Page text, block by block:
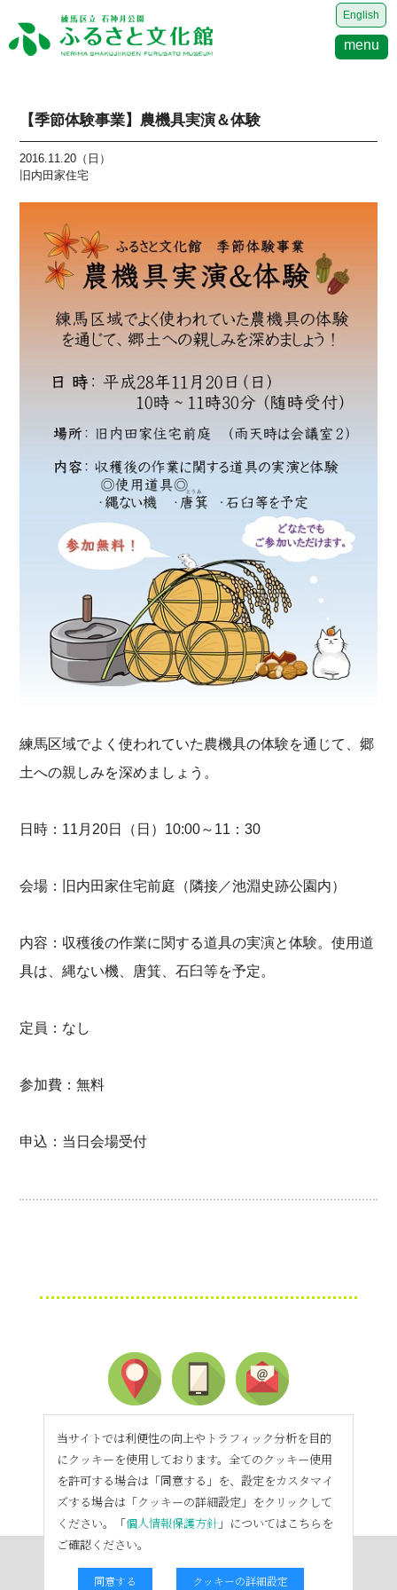
English
menu
【季節体験事業】農機具実演＆体験
2016.11.20（日）
旧内田家住宅
練馬区域でよく使われていた農機具の体験を通じて、郷
土への親しみを深めましょう。
日時：11月20日（日）10:00～11：30
会場：旧内田家住宅前庭（隣接／池淵史跡公園内）
内容：収穫後の作業に関する道具の実演と体験。使用道
具は、縄ない機、唐箕、石臼等を予定。
定員：なし
参加費：無料
申込：当日会場受付
当サイトでは利便性の向上やトラフィック分析を目的
にクッキーを使用しております。全てのクッキー使用
を許可する場合は「同意する」を、設定をカスタマイ
ズする場合は「クッキーの詳細設定」をクリックして
ください。「個人情報保護方針 」についてはこちらを
ご確認ください。
同意する クッキーの詳細設定